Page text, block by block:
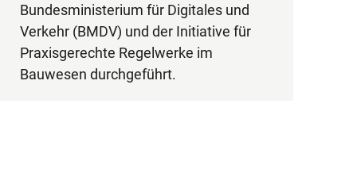
Bundesministerium für Digitales und
Verkehr (BMDV) und der Initiative für
Praxisgerechte Regelwerke im
Bauwesen durchgeführt.